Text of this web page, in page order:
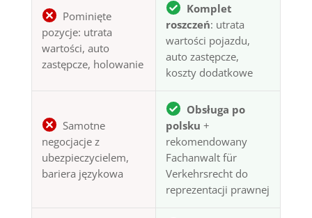
Pominięte
pozycje: utrata
wartości, auto
zastępcze, holowanie
Komplet
roszczeń: utrata
wartości pojazdu,
auto zastępcze,
koszty dodatkowe
Samotne
negocjacje z
ubezpieczycielem,
bariera językowa
Obsługa po
polsku +
rekomendowany
Fachanwalt für
Verkehrsrecht do
reprezentacji prawnej